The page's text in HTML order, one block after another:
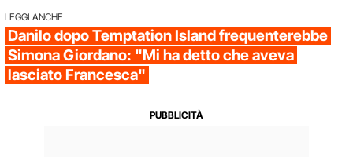
LEGGI ANCHE
Danilo dopo Temptation Island frequenterebbe
Simona Giordano: "Mi ha detto che aveva
lasciato Francesca"